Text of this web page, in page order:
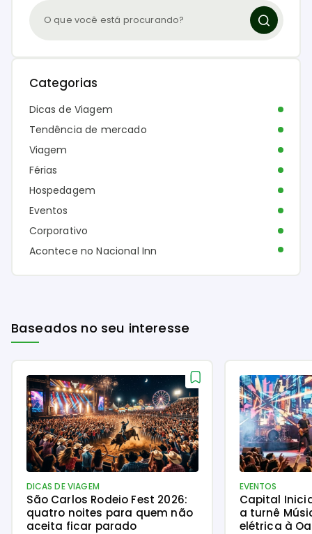
Categorias
Dicas de Viagem
Tendência de mercado
Viagem
Férias
Hospedagem
Eventos
Corporativo
Acontece no Nacional Inn
Baseados no seu interesse
DICAS DE VIAGEM
São Carlos Rodeio Fest 2026:
quatro noites para quem não
aceita ficar parado
EVENTOS
Capital
a turnê
elétrica à